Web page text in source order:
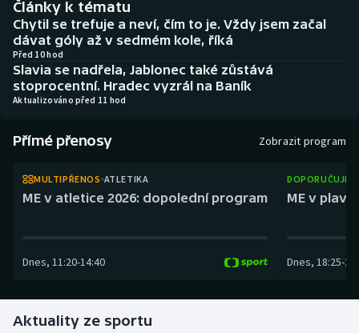
Basketbal
Biatlon
Boby a skeleton
Box
Curling
Futsal
Aplikace ČT sport
AZ kvíz
Články k tématu
Chytil se trefuje a neví, čím to je. Vždy jsem začal
dávat góly až v sedmém kole, říká
Před 10 hod
Slavia se nadřela, Jablonec také zůstává
stoprocentní. Hradec vyzrál na Baník
Aktualizováno před 11 hod
Přímé přenosy Zobrazit program
MULTIPŘENOS ATLETIKA
ME v atletice 2026: dopolední program
Dnes, 11:20-14:40
ME v
Dnes, 18:25-
Aktuality ze sportu